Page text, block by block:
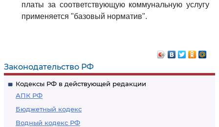
Законодательство РФ
Кодексы РФ в действующей редакции
АПК РФ
Бюджетный кодекс
Водный кодекс РФ
платы за соответствующую коммунальную услугу
применяется "базовый норматив".